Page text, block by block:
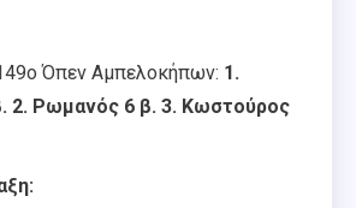
Όπεν Αμπελοκήπων: 1.
2. Ρωμανός 6 β. 3. Κωστούρος